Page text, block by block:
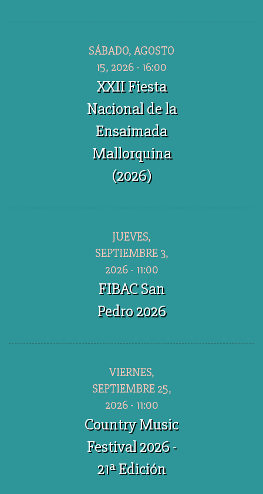
SÁBADO, AGOSTO
15, 2026 - 16:00
XXII Fiesta
Nacional de la
Ensaimada
Mallorquina
(2026)
JUEVES,
SEPTIEMBRE 3,
2026 - 11:00
FIBAC San
Pedro 2026
VIERNES,
SEPTIEMBRE 25,
2026 - 11:00
Country Music
Festival 2026 -
21ª Edición